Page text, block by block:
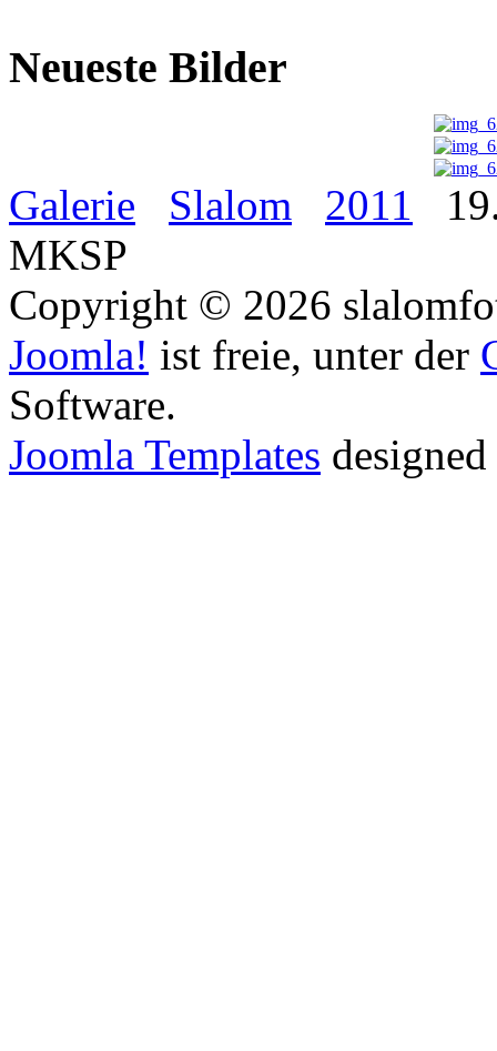
Neueste Bilder
Galerie Slalom 2011
MKSP
Copyright © 2026
Joomla! ist freie, unter der
Software.
Joomla Templates